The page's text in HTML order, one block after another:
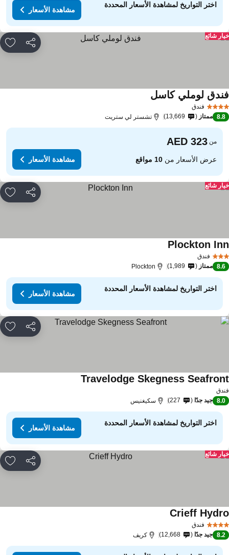
اختر التواريخ لمشاهدة الأسعار المحددة
مشاهدة الأسعار
مشاركة
شائع
فندق
لوملي كاسل
8.8 ممتاز 13,669 تشستر لي ستريت
من
عرض الأسعار من10 مواقع مشاهدة الأسعار
مشاركة
شائع
فندق
Plockton
8.6 ممتاز 1,989
Plockton
اختر التواريخ لمشاهدة الأسعار المحددة
مشاهدة الأسعار
مشاركة
Travelodge Skegness
8.0 جيد جدًا 227 سكيغنيس
اختر التواريخ لمشاهدة الأسعار المحددة
مشاهدة الأسعار
مشاركة
شائع
فندق
Crieff
8.2 جيد جدًا 12,668 كريف